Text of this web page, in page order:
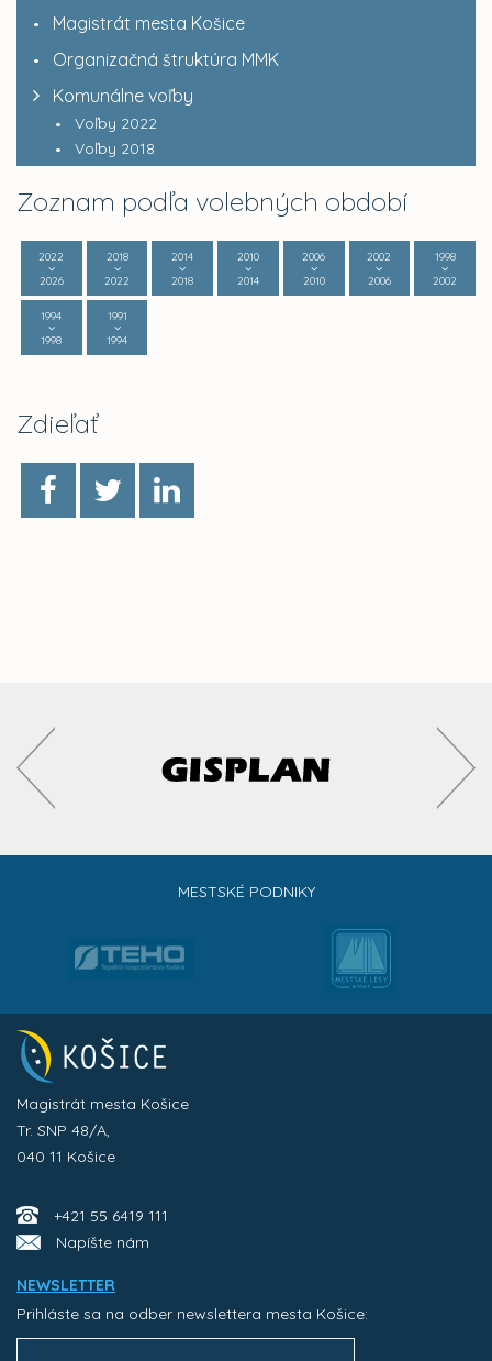
Magistrát mesta Košice
Organizačná štruktúra MMK
Komunálne voľby
Voľby 2022
Voľby 2018
Zoznam podľa volebných období
2022
2026
2018
2022
2014
2018
2010
2014
2006
2010
2002
2006
1998
2002
1994
1998
1991
1994
Zdieľať
MESTSKÉ PODNIKY
Magistrát mesta Košice
Tr. SNP 48/A,
040 11 Košice
+421 55 6419 111
Napíšte nám
NEWSLETTER
Prihláste sa na odber newslettera mesta Košice: